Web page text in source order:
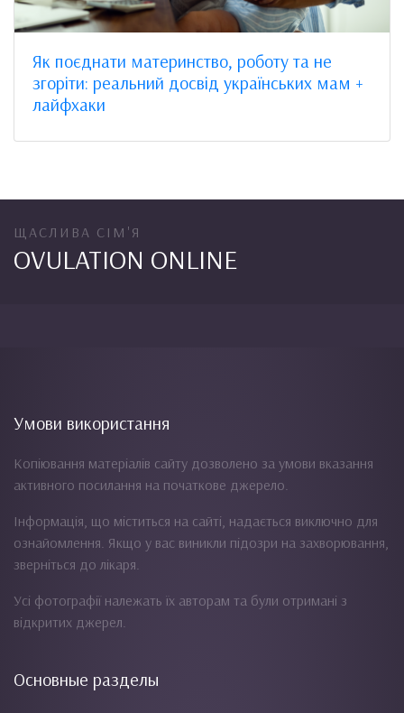
Як поєднати материнство, роботу та не
згоріти: реальний досвід українських мам +
лайфхаки
ЩАСЛИВА СІМ'Я
OVULATION ONLINE
Умови використання
Копіювання матеріалів сайту дозволено за умови вказання
активного посилання на початкове джерело.
Інформація, що міститься на сайті, надається виключно для
ознайомлення. Якщо у вас виникли підозри на захворювання,
зверніться до лікаря.
Усі фотографії належать їх авторам та були отримані з
відкритих джерел.
Основные разделы